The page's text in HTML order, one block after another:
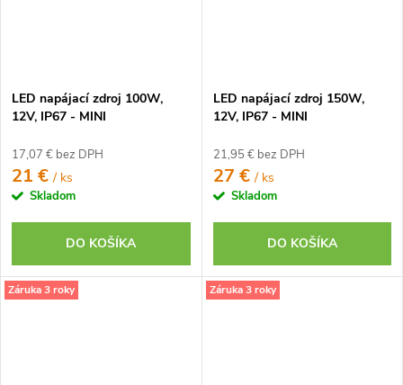
LED napájací zdroj 100W,
12V, IP67 - MINI
17,07 € bez DPH
21 €/ ks
Skladom
DO KOŠÍKA
LED napájací zdroj 150W,
12V, IP67 - MINI
21,95 € bez DPH
27 €/ ks
Skladom
DO KOŠÍKA
Záruka 3 roky Záruka 3 roky